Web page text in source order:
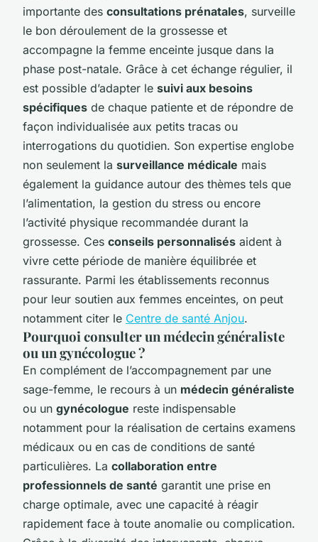
importante des consultations prénatales, surveille
le bon déroulement de la grossesse et
accompagne la femme enceinte jusque dans la
phase post-natale. Grâce à cet échange régulier, il
est possible d’adapter le suivi aux besoins
spécifiques de chaque patiente et de répondre de
façon individualisée aux petits tracas ou
interrogations du quotidien. Son expertise englobe
non seulement la surveillance médicale mais
également la guidance autour des thèmes tels que
l’alimentation, la gestion du stress ou encore
l’activité physique recommandée durant la
grossesse. Ces conseils personnalisés aident à
vivre cette période de manière équilibrée et
rassurante. Parmi les établissements reconnus
pour leur soutien aux femmes enceintes, on peut
notamment citer le Centre de santé Anjou.
Pourquoi consulter un médecin généraliste
ou un gynécologue ?
En complément de l’accompagnement par une
sage-femme, le recours à un médecin généraliste
ou un gynécologue reste indispensable
notamment pour la réalisation de certains examens
médicaux ou en cas de conditions de santé
particulières. La collaboration entre
professionnels de santé garantit une prise en
charge optimale, avec une capacité à réagir
rapidement face à toute anomalie ou complication.